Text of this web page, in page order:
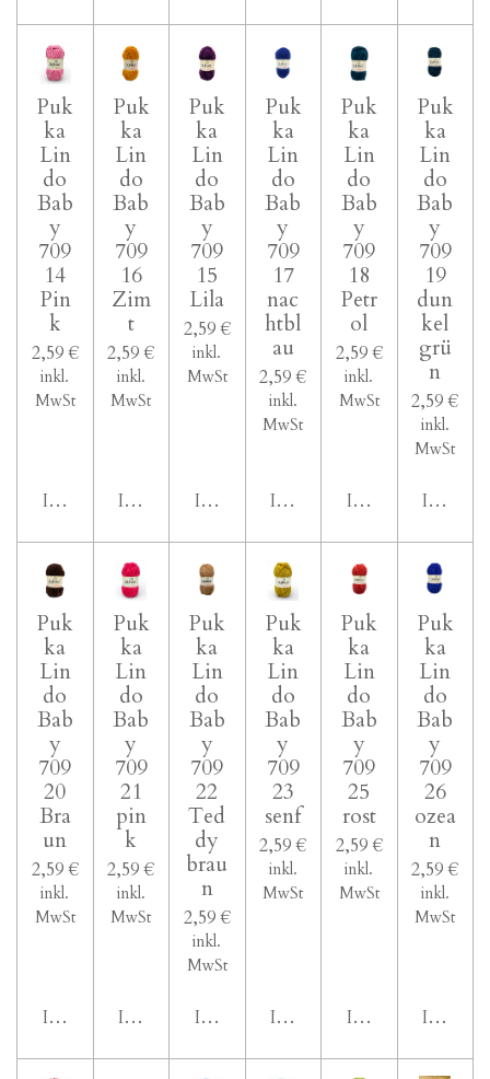
Puk
ka
Lin
do
Bab
y
709
14
Pin
k
2,59 €
inkl.
MwSt
In den Warenkorb
Puk
ka
Lin
do
Bab
y
709
16
Zim
t
2,59 €
inkl.
MwSt
In den Warenkorb
Puk
ka
Lin
do
Bab
y
709
15
Lila
2,59 €
inkl.
MwSt
In den Warenkorb
Puk
ka
Lin
do
Bab
y
709
17
nac
htbl
au
2,59 €
inkl.
MwSt
In den Warenkorb
Puk
ka
Lin
do
Bab
y
709
18
Petr
ol
2,59 €
inkl.
MwSt
In den Warenkorb
Puk
ka
Lin
do
Bab
y
709
19
dun
kel
grü
n
2,59 €
inkl.
MwSt
In den
Puk
ka
Lin
do
Bab
y
709
20
Bra
un
2,59 €
inkl.
MwSt
In den Warenkorb
Puk
ka
Lin
do
Bab
y
709
21
pin
k
2,59 €
inkl.
MwSt
In den Warenkorb
Puk
ka
Lin
do
Bab
y
709
22
Ted
dy
brau
n
2,59 €
inkl.
MwSt
In den Warenkorb
Puk
ka
Lin
do
Bab
y
709
23
senf
2,59 €
inkl.
MwSt
In den Warenkorb
Puk
ka
Lin
do
Bab
y
709
25
rost
2,59 €
inkl.
MwSt
In den Warenkorb
Puk
ka
Lin
do
Bab
y
709
26
ozea
n
2,59 €
inkl.
MwSt
In den